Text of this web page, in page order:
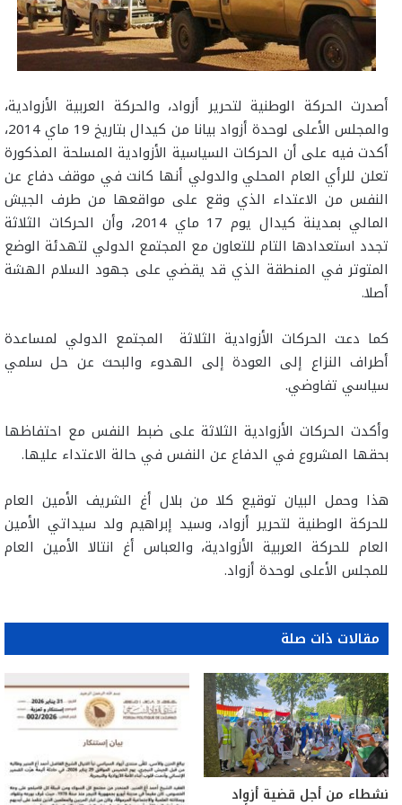
أصدرت الحركة الوطنية لتحرير أزواد، والحركة العربية الأزوادية،
والمجلس الأعلى لوحدة أزواد بيانا من كيدال بتاريخ 19 ماي 2014،
أكدت فيه على أن الحركات السياسية الأزوادية المسلحة المذكورة
تعلن للرأي العام المحلي والدولي أنها كانت في موقف دفاع عن
النفس من الاعتداء الذي وقع على مواقعها من طرف الجيش
المالي بمدينة كيدال يوم 17 ماي 2014، وأن الحركات الثلاثة
تجدد استعدادها التام للتعاون مع المجتمع الدولي لتهدئة الوضع
المتوتر في المنطقة الذي قد يقضي على جهود السلام الهشة
أصلا.
كما دعت الحركات الأزوادية الثلاثة المجتمع الدولي لمساعدة
أطراف النزاع إلى العودة إلى الهدوء والبحث عن حل سلمي
سياسي تفاوضي.
وأكدت الحركات الأزوادية الثلاثة على ضبط النفس مع احتفاظها
بحقها المشروع في الدفاع عن النفس في حالة الاعتداء عليها.
هذا وحمل البيان توقيع كلا من بلال أغ الشريف الأمين العام
للحركة الوطنية لتحرير أزواد، وسيد إبراهيم ولد سيداتي الأمين
العام للحركة العربية الأزوادية، والعباس أغ انتالا الأمين العام
للمجلس الأعلى لوحدة أزواد.
مقالات ذات صلة
نشطاء من أجل قضية أزواد